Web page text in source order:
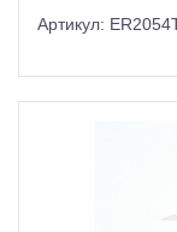
Артикул: